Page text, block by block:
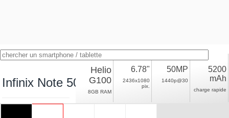
Infinix Note 50 4G
Helio
G100
8GB RAM
6.78"
2436x1080
pix.
50MP
1440p@30
5200
mAh
charge rapide